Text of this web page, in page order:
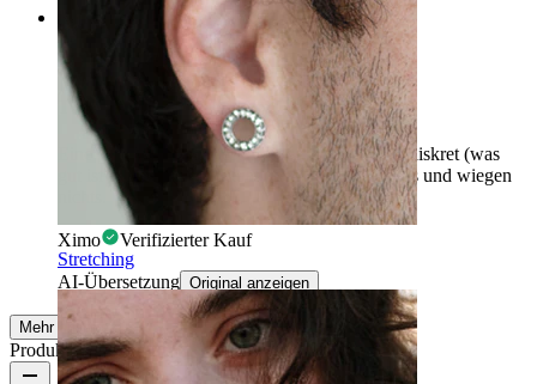
Stretching
Toll
Eine gute Wahl mit diesen Plugs, sie sind sehr diskret (was
gut ist für formellere Situationen), sehen toll aus und wiegen
Ximo Verifizierter Kauf
AI-Übersetzung Original anzeigen
Mehr ansehen
Produktqualität